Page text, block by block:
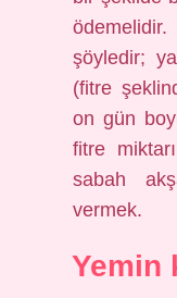
şöyledir;
(fitre
on gün
fitre
sabah
vermek.
Yemin